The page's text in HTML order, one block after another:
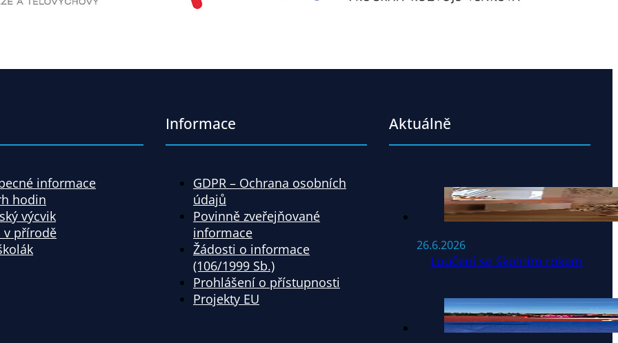
informace
hodin
výcvik
v přírodě
Informace
GDPR – Ochrana osobních
údajů
Povinně zveřejňované
informace
Žádosti o informace
(106/1999 Sb.)
Prohlášení o přístupnosti
Projekty EU
Aktuálně
26.6.2026
Loučení se školním rokem